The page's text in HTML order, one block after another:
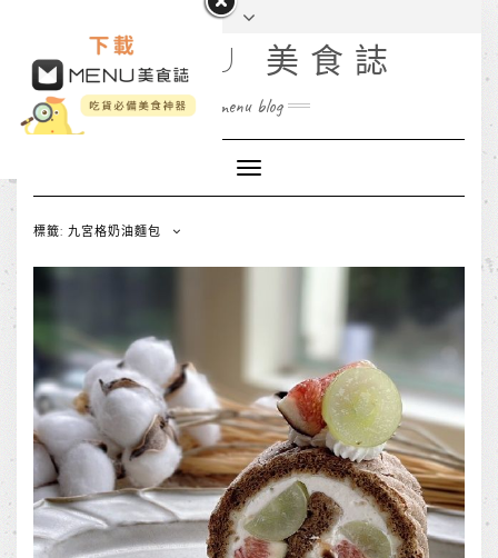
MENU 美食誌
menu blog
Toggle
Navigation
標籤: 九宮格奶油麵包